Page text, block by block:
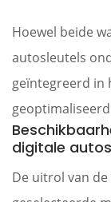
Hoewel beide
autosleutels
geïntegreerd in
digitale
De uitrol van